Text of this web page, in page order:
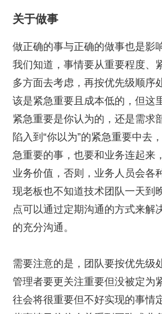
关于做事
做正确的事与正确的做事也是影
我们知道，事情要从重要程度、
多方面去考虑，再按优先级顺序
该是紧急重要且成本低的，但这
紧急重要是你认为的，还是需求
陷入到“你以为”的紧急重要中去
急重要的事，也要和业务连起来
业务价值，否则，业务人员会各
现老板也不知道技术团队一天到
点可以通过定期沟通的方式来解
的充分沟通。
需要注意的是，团队要按优先级
管理者要更关注重要但没被定为
往会将很重要但不好实现的事情